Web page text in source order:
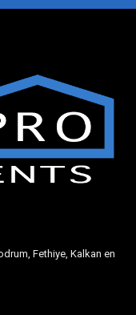
Fethiye, Kalkan en